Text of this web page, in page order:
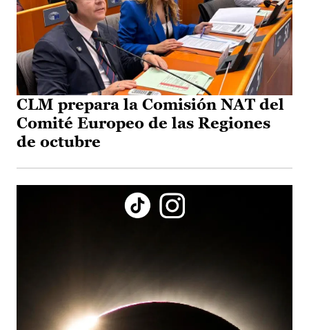
CLM prepara la Comisión NAT del
Comité Europeo de las Regiones
de octubre